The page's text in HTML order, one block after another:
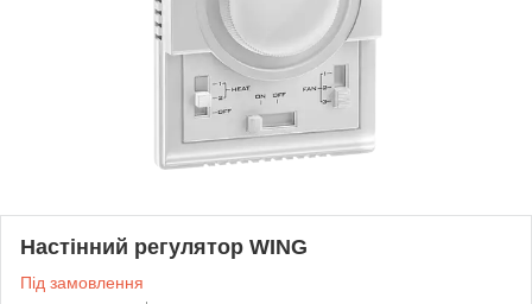
Настінний регулятор WING
Під замовлення